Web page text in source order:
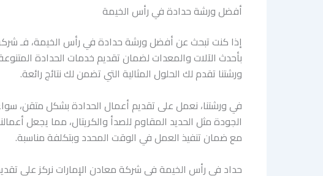
أفضل ورشة حدادة في رأس الخيمة
إذا كنت تبحث عن أفضل ورشة حدادة في رأس الخيمة، فـ
بأحدث الآلات والمعدات لضمان تقديم خدمات الحدادة
ورشتنا تقدم لك الحلول المثالية التي تضمن لك نتائج رائعة.
في ورشتنا، نعمل على تقديم أعمال الحدادة بشكل متقن،
الجودة مثل الحديد المقاوم للصدأ والكريتال، مما يجعل
مع ضمان تنفيذ العمل في الوقت المحدد وبتكلفة مناسبة.
حداد في رأس الخيمة في شركة معادن الإمارات نركز على